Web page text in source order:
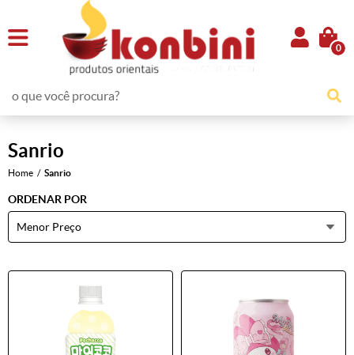
0
Sanrio
Home Sanrio
ORDENAR POR
Menor Preço